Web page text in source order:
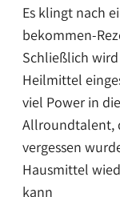
Es klingt nach
bekommen-
Schließlich
Heilmittel
viel Power in
Allroundtalent,
vergessen
Hausmittel
kann